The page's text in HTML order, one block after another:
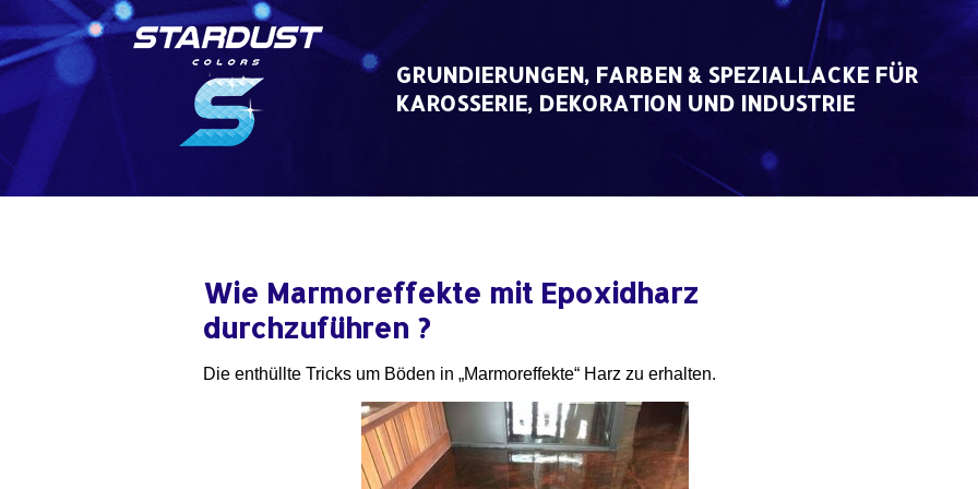
to
content
GRUNDIERUNGEN, FARBEN & SPEZIALLACKE FÜR
KAROSSERIE, DEKORATION UND INDUSTRIE
Wie Marmoreffekte mit Epoxidharz
durchzuführen ?
Die enthüllte Tricks um Böden in „Marmoreffekte“ Harz zu erhalten.